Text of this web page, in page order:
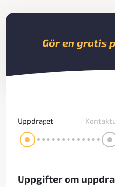
Gör en gratis
Uppdraget
Uppgifter om